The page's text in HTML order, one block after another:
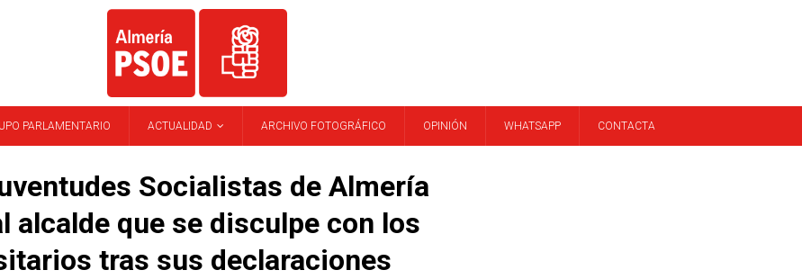
PARLAMENTARIO ACTUALIDAD ARCHIVO FOTOGRÁFICO OPINIÓN WHATSAPP CONTACTA
Socialistas de Almería
alcalde que se disculpe con los
tras sus declaraciones